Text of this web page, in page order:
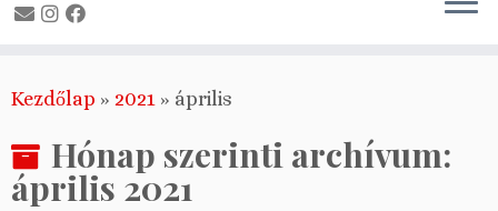
toKezdőlap » 2021 » április
Hónap szerinti archívum:
április 2021